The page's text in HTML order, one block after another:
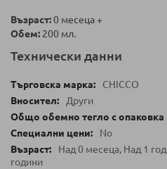
Възраст:0 месеца +
Обем: 200 мл.
Технически данни
CHICCO
Други
No
Над 0 месеца, Над 1
години